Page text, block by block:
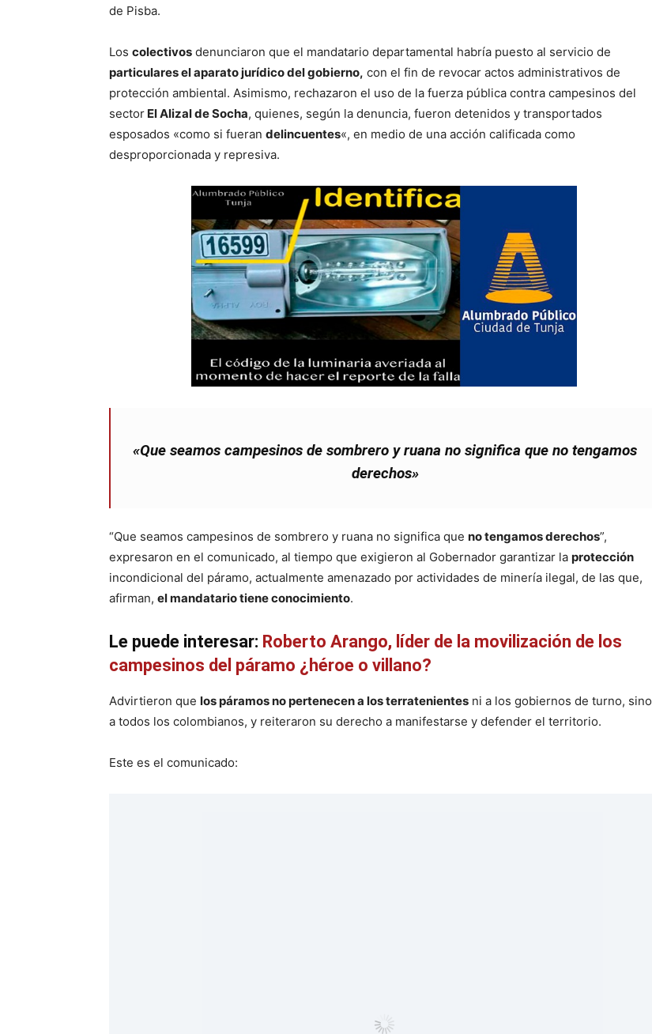
de Pisba.
Los colectivos denunciaron que el mandatario departamental habría puesto al servicio de
particulares el aparato jurídico del gobierno, con el fin de revocar actos administrativos de
protección ambiental. Asimismo, rechazaron el uso de la fuerza pública contra campesinos del
sector El Alizal de Socha, quienes, según la denuncia, fueron detenidos y transportados
esposados «como si fueran delincuentes«, en medio de una acción calificada como
desproporcionada y represiva.
«Que seamos campesinos de sombrero y ruana no significa que no tengamos
derechos»
“Que seamos campesinos de sombrero y ruana no significa que no tengamos derechos”,
expresaron en el comunicado, al tiempo que exigieron al Gobernador garantizar la protección
incondicional del páramo, actualmente amenazado por actividades de minería ilegal, de las que,
afirman, el mandatario tiene conocimiento.
Le puede interesar: Roberto Arango, líder de la movilización de los
campesinos del páramo ¿héroe o villano?
Advirtieron que los páramos no pertenecen a los terratenientes ni a los gobiernos de turno, sino
a todos los colombianos, y reiteraron su derecho a manifestarse y defender el territorio.
Este es el comunicado: